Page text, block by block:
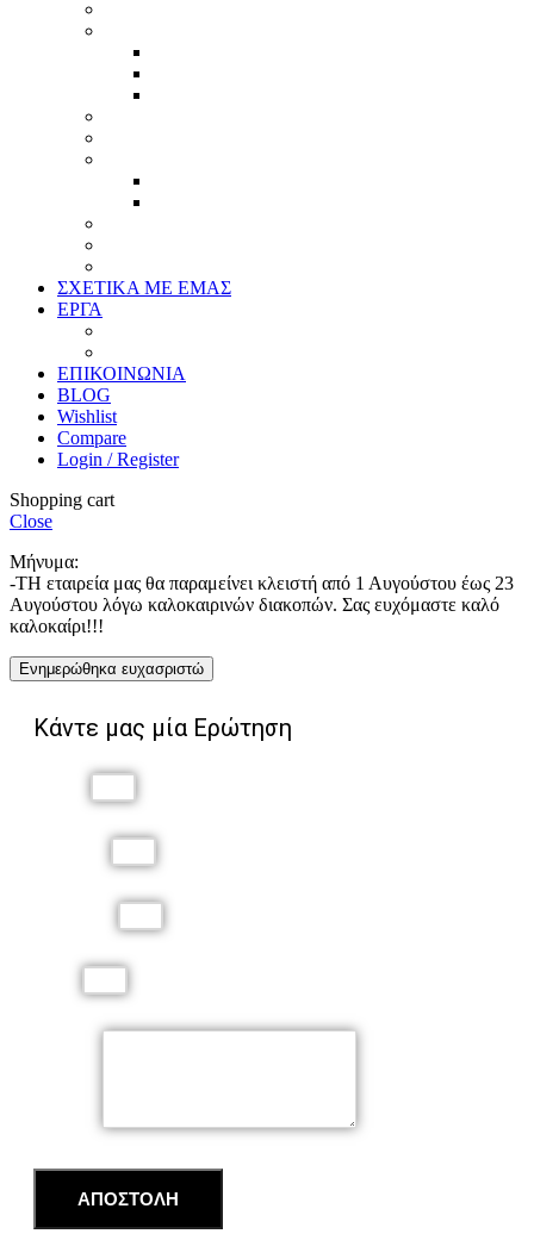
ΣΧΕΤΙΚΑ ΜΕ ΕΜΑΣ
ΕΡΓΑ
ΕΠΙΚΟΙΝΩΝΙΑ
BLOG
Wishlist
Compare
Login / Register
Shopping cart
Close
Μήνυμα:
-ΤΗ εταιρεία μας θα παραμείνει κλειστή από 1 Αυγούστου έως 23
Αυγούστου λόγω καλοκαιρινών διακοπών. Σας ευχόμαστε καλό
καλοκαίρι!!!
Ενημερώθηκα ευχασριστώ
Κάντε μας μία Ερώτηση
ΑΠΟΣΤΟΛΗ